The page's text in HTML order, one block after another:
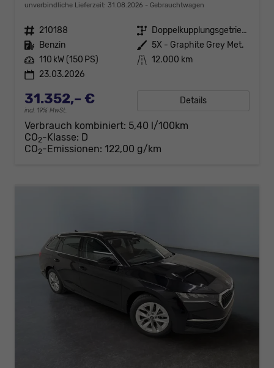
unverbindliche Lieferzeit: 31.08.2026 Gebrauchtwagen
Fahrzeugnr. 210188 Getriebe
Doppelkupplungsgetriebe (DSG)
Kraftstoff Benzin Außenfarbe 5X - Graphite Grey Met.
Leistung 110 kW (150 PS) Kilometerstand 12.000 km
23.03.2026
31.352,– €
incl. 19% MwSt.
Details
Verbrauch kombiniert: 5,40 l/100km
CO2-Klasse: D
CO2-Emissionen: 122,00 g/km